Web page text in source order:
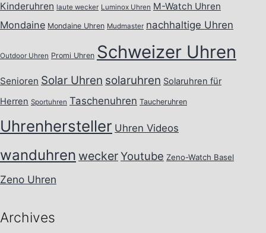
Kinderuhren laute wecker Luminox Uhren M-Watch Uhren
Mondaine Mondaine Uhren Mudmaster nachhaltige Uhren
Outdoor Uhren Promi Uhren Schweizer Uhren
Senioren Solar Uhren solaruhren Solaruhren für
Herren Sportuhren Taschenuhren Taucheruhren
Uhrenhersteller Uhren Videos
wanduhren weckerYoutube Zeno-Watch Basel
Zeno Uhren
Archives